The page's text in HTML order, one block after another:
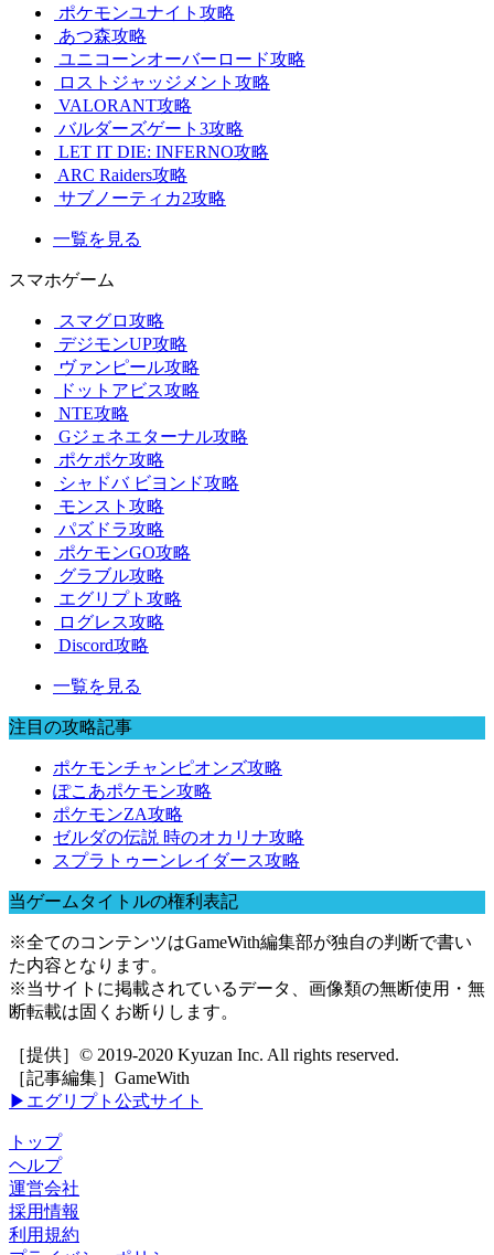
ポケモンユナイト攻略
あつ森攻略
ユニコーンオーバーロード攻略
ロストジャッジメント攻略
VALORANT攻略
バルダーズゲート3攻略
LET IT DIE: INFERNO攻略
ARC Raiders攻略
サブノーティカ2攻略
一覧を見る
スマホゲーム
スマグロ攻略
デジモンUP攻略
ヴァンピール攻略
ドットアビス攻略
NTE攻略
Gジェネエターナル攻略
ポケポケ攻略
シャドバ ビヨンド攻略
モンスト攻略
パズドラ攻略
ポケモンGO攻略
グラブル攻略
エグリプト攻略
ログレス攻略
Discord攻略
一覧を見る
注目の攻略記事
ポケモンチャンピオンズ攻略
ぽこあポケモン攻略
ポケモンZA攻略
ゼルダの伝説 時のオカリナ攻略
スプラトゥーンレイダース攻略
当ゲームタイトルの権利表記
※全てのコンテンツはGameWith編集部が独自の判断で書い
た内容となります。
※当サイトに掲載されているデータ、画像類の無断使用・無
断転載は固くお断りします。
［提供］© 2019-2020 Kyuzan Inc. All rights reserved.
［記事編集］GameWith
▶エグリプト公式サイト
トップ
ヘルプ
運営会社
採用情報
利用規約